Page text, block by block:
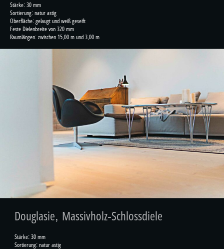
Stärke: 30 mm
Sortierung: natur astig
Oberfläche: gelaugt und weiß geseift
Feste Dielenbreite von 320 mm
Raumlängen: zwischen 15,00 m und 3,00 m
Douglasie, Massivholz-Schlossdiele
Stärke: 30 mm
Sortierung: natur astig